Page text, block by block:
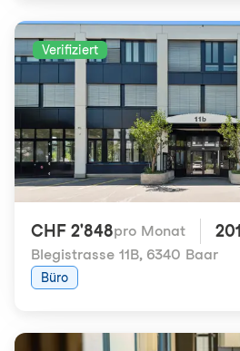
Verifiziert
CHF 2'848pro Monat 201
Blegistrasse 11B, 6340 Baar
Büro